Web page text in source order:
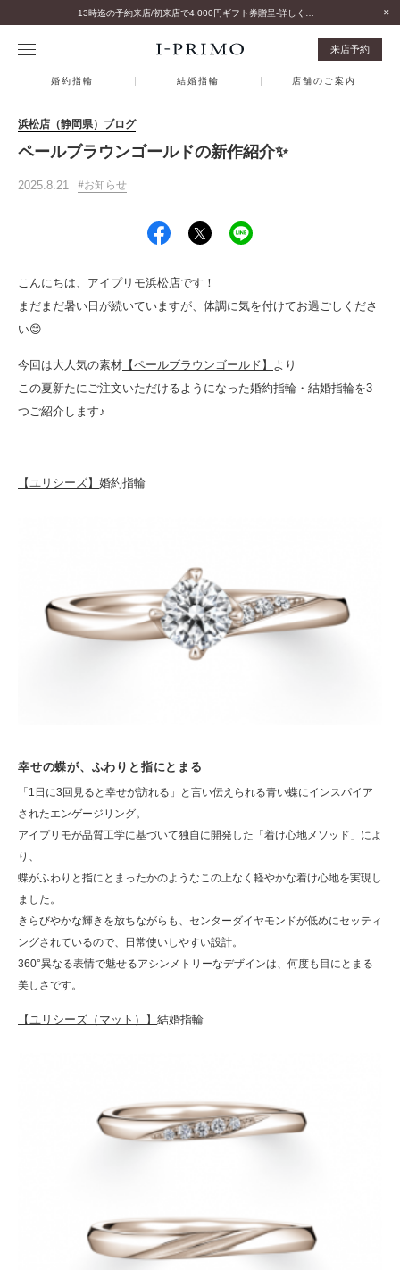
来店予約
婚約指輪 結婚指輪 店舗のご案内
浜松店（静岡県）ブログ
ペールブラウンゴールドの新作紹介✨
2025.8.21 お知らせ
こんにちは、アイプリモ浜松店です！
まだまだ暑い日が続いていますが、体調に気を付けてお過ごしくださ
い😊
今回は大人気の素材 【ペールブラウンゴールド】 より
この夏新たにご注文いただけるようになった婚約指輪・結婚指輪を3
つご紹介します♪
【ユリシーズ】 婚約指輪
幸せの蝶が、ふわりと指にとまる
「1日に3回見ると幸せが訪れる」と言い伝えられる青い蝶にインスパイア
されたエンゲージリング。
アイプリモが品質工学に基づいて独自に開発した「着け心地メソッド」によ
り、
蝶がふわりと指にとまったかのようなこの上なく軽やかな着け心地を実現し
ました。
きらびやかな輝きを放ちながらも、センターダイヤモンドが低めにセッティ
ングされているので、日常使いしやすい設計。
360°異なる表情で魅せるアシンメトリーなデザインは、何度も目にとまる
美しさです。
【ユリシーズ（マット）】 結婚指輪